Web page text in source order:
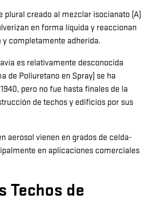
plural creado al mezclar isocianato (A)
en forma líquida y reaccionan
completamente adherida.
es relativamente desconocida
de Poliuretano en Spray) se ha
pero no fue hasta finales de la
de techos y edificios por sus
aerosol vienen en grados de celda-
en aplicaciones comerciales
Techos de